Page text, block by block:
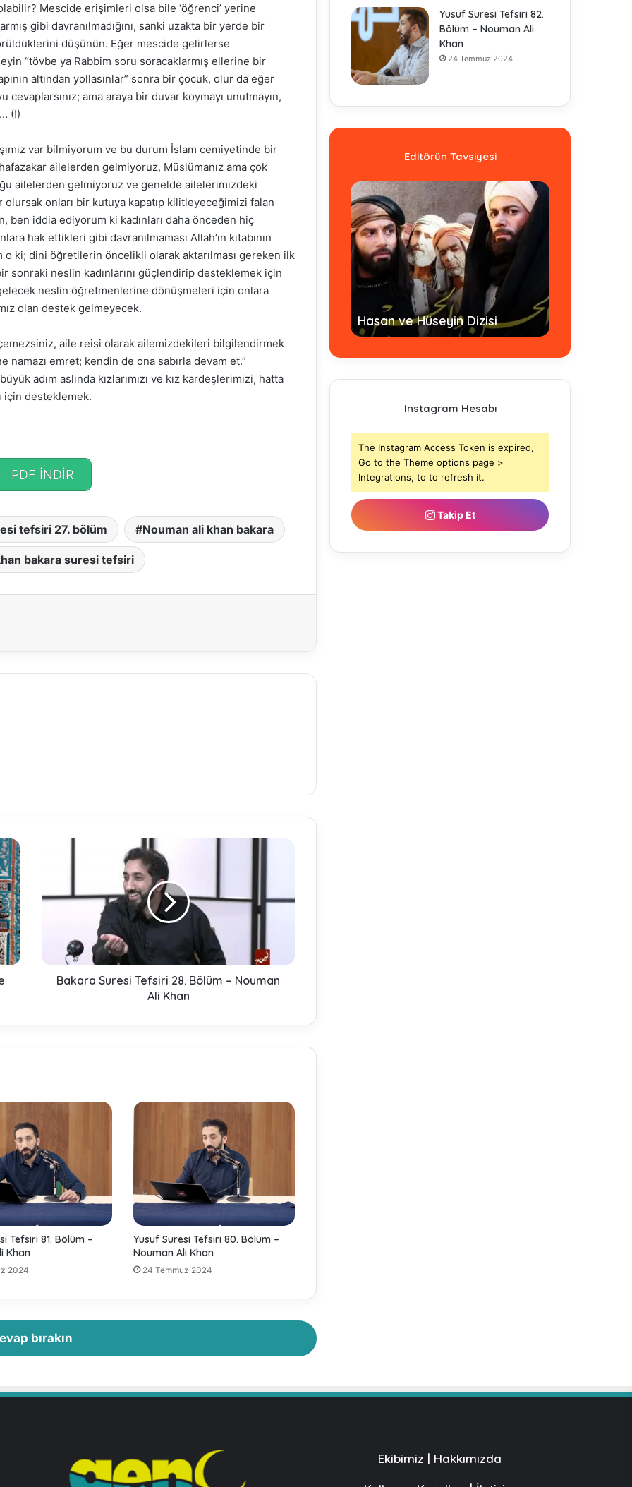
Mescide erişimleri olsa bile ‘öğrenci’ yerine
gibi davranılmadığını, sanki uzakta bir yerde bir
düşünün. Eğer mescide gelirlerse
“tövbe ya Rabbim soru soracaklarmış ellerine bir
altından yollasınlar” sonra bir çocuk, olur da eğer
cevaplarsınız; ama araya bir duvar koymayı unutmayın,
(!)
var bilmiyorum ve bu durum İslam cemiyetinde bir
ailelerden gelmiyoruz, Müslümanız ama çok
ailelerden gelmiyoruz ve genelde ailelerimizdeki
olursak onları bir kutuya kapatıp kilitleyeceğimizi falan
iddia ediyorum ki kadınları daha önceden hiç
hak ettikleri gibi davranılmaması Allah’ın kitabının
o ki; dini öğretilerin öncelikli olarak aktarılması gereken ilk
sonraki neslin kadınlarını güçlendirip desteklemek için
neslin öğretmenlerine dönüşmeleri için onlara
olan destek gelmeyecek.
aile reisi olarak ailemizdekileri bilgilendirmek
emret; kendin de ona sabırla devam et.”
adım aslında kızlarımızı ve kız kardeşlerimizi, hatta
için desteklemek.
PDF İNDİR
tefsiri 27. bölüm Nouman ali khan bakara
bakara suresi tefsiri
r
r
T
.
l
–
a
n
K
Bakara Suresi Tefsiri 28. Bölüm – Nouman
Ali Khan
Tefsiri 81. Bölüm –
Khan
2024
Yusuf Suresi Tefsiri 80. Bölüm –
Nouman Ali Khan
24 Temmuz 2024
bırakın
Yusuf Suresi Tefsiri 82.
Bölüm – Nouman Ali
Khan
24 Temmuz 2024
Editörün Tavsiyesi
ile Rap’i
genç yetenek:
Hasan ve Hüseyin Dizisi
Instagram Hesabı
The Instagram Access Token is expired,
Go to the Theme options page >
Integrations, to to refresh it.
Takip Et
Ekibimiz | Hakkımızda